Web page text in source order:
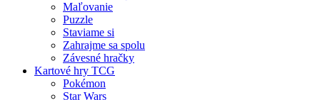
Maľovanie
Puzzle
Staviame si
Zahrajme sa spolu
Závesné hračky
Kartové hry TCG
Pokémon
Star Wars